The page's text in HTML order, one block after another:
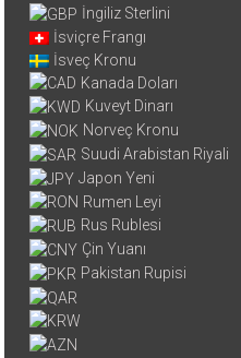
İngiliz Sterlini
İsviçre Frangı
İsveç Kronu
Kanada Doları
Kuveyt Dinarı
Norveç Kronu
Suudi Arabistan Riyali
Japon Yeni
Rumen Leyi
Rus Rublesi
Çin Yuanı
Pakistan Rupisi